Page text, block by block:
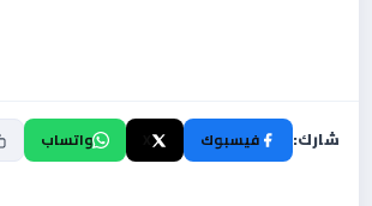
شارك: فيسبوك واتساب